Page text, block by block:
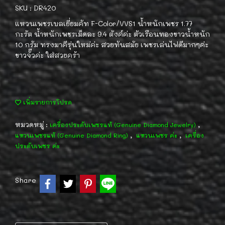
SKU : DR420
แหวนเพชรเบลเยี่ยมคัท F-Color/VVS1 น้ำหนักเพชร 1.77
กะรัต น้ำหนักเพชรเม็ดละ 9.4 ตังค์ค่ะ ตัวเรือนทองขาวน้ำหนัก
10 กรัม ทรงมาคีรุ่นใหม่ค่ะ สวยทันสมัย เพชรเล่นไฟดีมากๆค่ะ
ขาวจั๊วค่ะ ใส่สวยคร้า
เพิ่มรายการโปรด
หมวดหมู่ : เครื่องประดับเพชรแท้ (Genuine Diamond Jewelry) ,
แหวนเพชรแท้ (Genuine Diamond Ring) , แหวนเพชร ค่ะ, เครื่อง
ประดับเพชร ค่ะ
Share